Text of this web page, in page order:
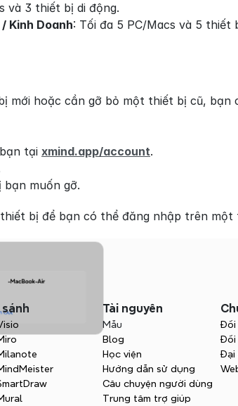
và 3 thiết bị di động.
Kinh Doanh: Tối đa 5 PC/Macs và 5 thiết
mới hoặc cần gỡ bỏ một thiết bị cũ,
tại xmind.app/account.
muốn gỡ.
bị để bạn có thể đăng nhập trên một
sánh Tài nguyên
Mẫu
Blog
Học viện
Hướng dẫn sử dụng
Câu chuyện người dùng
Trung tâm trợ giúp
Đối
Đối
Đại